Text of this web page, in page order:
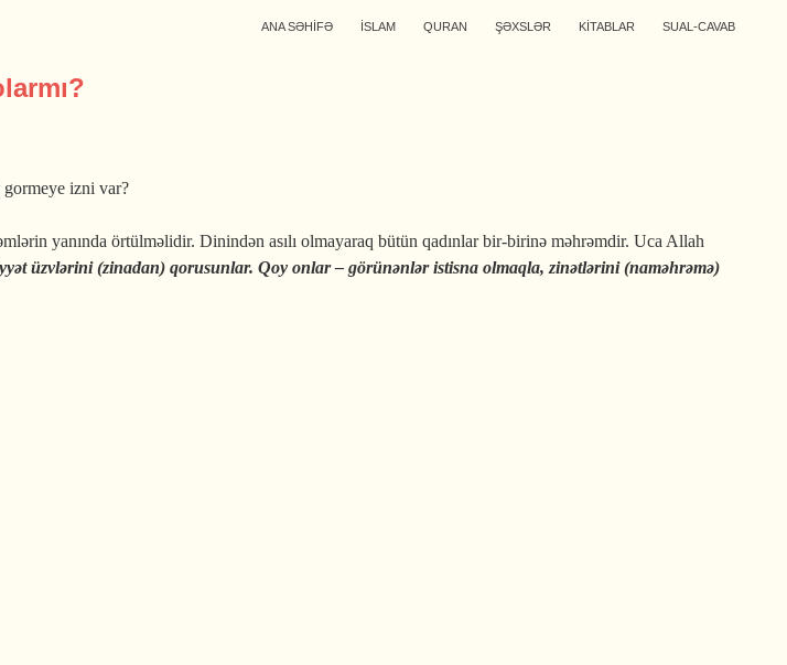
ANA SƏHİFƏ İSLAM QURAN ŞƏXSLƏR KİTABLAR SUAL-CAVAB
izni var?
yanında örtülməlidir. Dinindən asılı olmayaraq bütün qadınlar bir-birinə məhrəmdir. Uca Allah
üzvlərini (zinadan) qorusunlar. Qoy onlar – görünənlər istisna olmaqla, zinətlərini (naməhrəmə)